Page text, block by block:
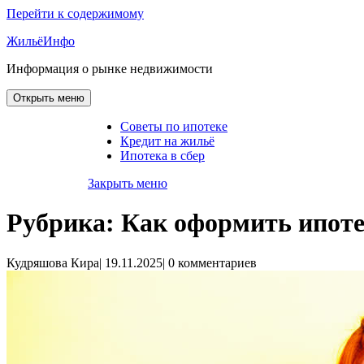
Перейти к содержимому
ЖильёИнфо
Информация о рынке недвижимости
Открыть меню
Советы по ипотеке
Кредит на жильё
Ипотека в сбер
Закрыть меню
Рубрика: Как оформить
Кудряшова Кира| 19.11.2025| 0 комментариев